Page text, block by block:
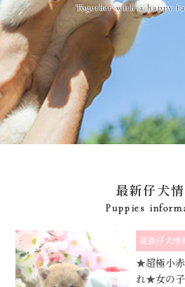
Together with a happy
最新仔犬
Puppies
最新仔犬情
★超極小
れ★女の